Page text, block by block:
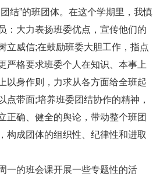
结”的班团体。在这个学期里，我慎
：大力表扬班委优点，宣传他们的
立威信;在鼓励班委大胆工作，指点
严格要求班委个人在知识、本事上
以身作则，力求从各方面给全班起
点带面;培养班委团结协作的精神，
正确、健全的舆论，带动整个班团
构成团体的组织性、纪律性和进取
一的班会课开展一些专题性的活